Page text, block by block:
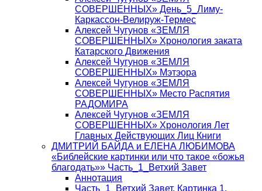
СОВЕРШЕННЫХ» День_5_Лиму-
Каркассон-Велируж-Термес
Алексей Чугунов «ЗЕМЛЯ
СОВЕРШЕННЫХ» Хронология заката
Катарского Движения
Алексей Чугунов «ЗЕМЛЯ
СОВЕРШЕННЫХ» Мэтэора
Алексей Чугунов «ЗЕМЛЯ
СОВЕРШЕННЫХ» Место Распятия
РАДОМИРА
Алексей Чугунов «ЗЕМЛЯ
СОВЕРШЕННЫХ» Хронология Лет
Главных Действующих Лиц Книги
ДМИТРИЙ БАЙДА и ЕЛЕНА ЛЮБИМОВА
«Библейские картинки или что такое «божья
благодать»» Часть_1_Ветхий Завет
Аннотация
Часть_1_Ветхий Завет. Картинка 1.